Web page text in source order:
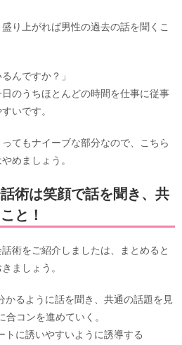
り上がれば男性の過去の話を聞くこ
んですか？」
のうちほとんどの時間を仕事に従事
いです。
てもナイーブな部分なので、こちら
めましょう。
術は笑顔で話を聞き、共
と！
術をご紹介しましたは、まとめると
ましょう。
かるように話を聞き、共通の話題を見
コンを進めていく。
トに誘いやすいように誘導する